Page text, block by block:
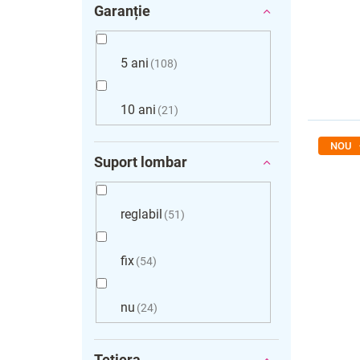
Garanție
5 ani 108
10 ani 21
Suport lombar
reglabil 51
fix 54
nu 24
NOU